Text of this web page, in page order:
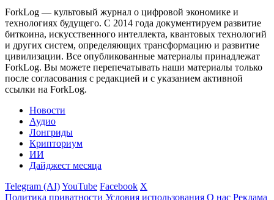
ForkLog — культовый журнал о цифровой экономике и
технологиях будущего. С 2014 года документируем развитие
биткоина, искусственного интеллекта, квантовых технологий
и других систем, определяющих трансформацию и развитие
цивилизации. Все опубликованные материалы принадлежат
ForkLog. Вы можете перепечатывать наши материалы только
после согласования с редакцией и с указанием активной
ссылки на ForkLog.
Новости
Аудио
Лонгриды
Крипториум
ИИ
Дайджест месяца
Telegram (AI)YouTube Facebook X
Политика приватности Условия использования О нас Реклама